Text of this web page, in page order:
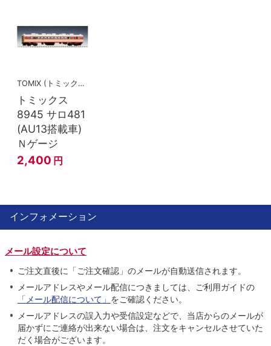
TOMIX (トミックス)
トミックス
8945 サロ481
(AU13搭載車)
Ｎゲージ
2,400 円
インフォメーション
メール設定について
ご注文直後に「ご注文確認」のメールが自動送信されます。
メールアドレスやメール配信につきましては、ご利用ガイドの
「メール配信について」 をご確認ください。
メールアドレスの誤入力や受信設定などで、当店からのメールが
届かずにご連絡が出来ない場合は、注文をキャンセルさせていた
だく場合がございます。